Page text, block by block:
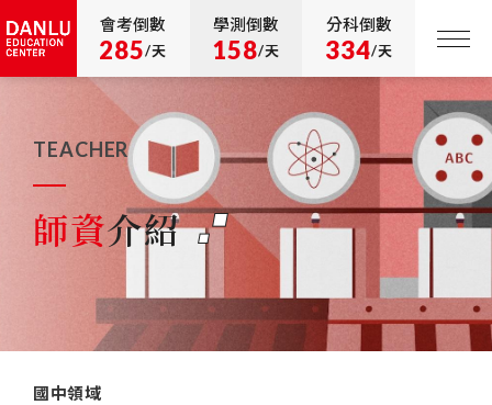
會考倒數
285/天
學測倒數
158/天
分科倒數
334/天
TEACHER
師資介紹
國中領域